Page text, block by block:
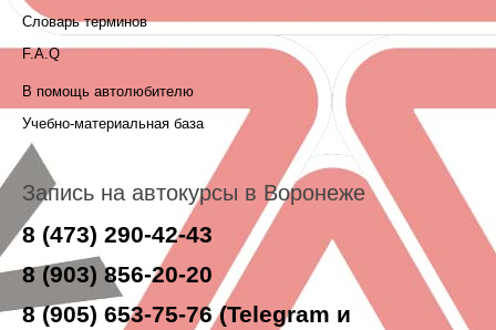
Словарь терминов
F.A.Q
В помощь автолюбителю
Учебно-материальная база
Запись на автокурсы в Воронеже
8 (473) 290-42-43
8 (903) 856-20-20
8 (905) 653-75-76 (Telegram и